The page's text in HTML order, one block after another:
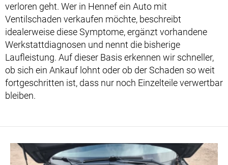
verloren geht. Wer in Hennef ein Auto mit
Ventilschaden verkaufen möchte, beschreibt
idealerweise diese Symptome, ergänzt vorhandene
Werkstattdiagnosen und nennt die bisherige
Laufleistung. Auf dieser Basis erkennen wir schneller,
ob sich ein Ankauf lohnt oder ob der Schaden so weit
fortgeschritten ist, dass nur noch Einzelteile verwertbar
bleiben.